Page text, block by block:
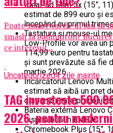
IdeaPad Slim 5x (15”,
estimat de 899 euro și
începând cu primul
Tastatura și mouse-ul
Low-Profile vor avea un
114,99 euro pentru
și sunt prevăzute să fie
martie 2026.
Încărcătorul Lenovo
estimat să aibă un preț
disponibilitate
Bateria externă Lenovo
disponibilă în EMEA.
Chromebook Plus (15”,
Poate smartwatch-ul tău să
smash la badminton?
ce interesul...
Uncategorized4 zile inainte
TAG investește
2026, pentru